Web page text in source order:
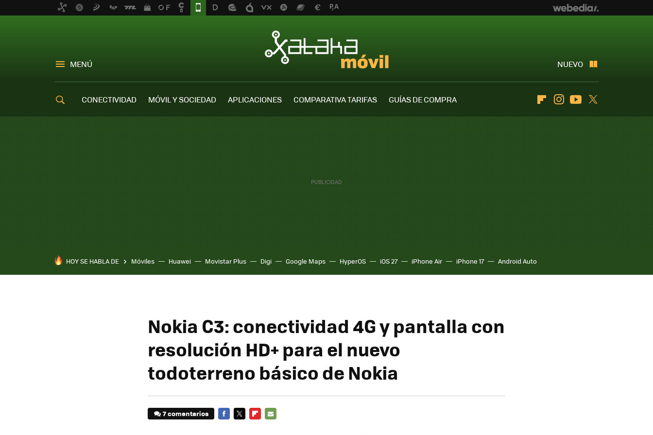
MENÚ NUEVO
CONECTIVIDAD MÓVIL Y SOCIEDAD APLICACIONES COMPARATIVA TARIFAS
GUÍAS DE COMPRA
FlipboardInstagramYoutube
HOY SE HABLA DE Móviles Huawei Movistar Plus Digi Google Maps HyperOS iOS 27 iPhone Air iPhone 17 Android Auto
Nokia C3: conectividad 4G y pantalla con
resolución HD+ para el nuevo
todoterreno básico de Nokia
7 comentarios